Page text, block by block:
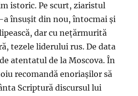
istoric. Pe scurt, ziaristul
însuşit din nou, întocmai şi
dar cu neţărmurită
tezele liderului rus. De data
atentatul de la Moscova. În
recomandă enoriaşilor să
Scriptură discursul lui